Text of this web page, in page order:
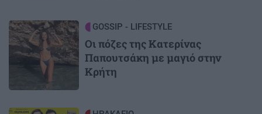
Image GOSSIP - LIFESTYLE
Οι πόζες της Κατερίνας
Παπουτσάκη με μαγιό στην
Κρήτη